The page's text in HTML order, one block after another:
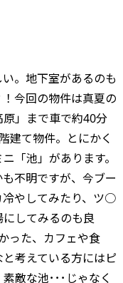
。地下室があるのも
今回の物件は真夏の
」まで車で約40分
建て物件。とにかく
「池」があります。
不明ですが、今ブー
冷やしてみたり、ツ○
してみるのも良
った、カフェや食
考えている方にはピ
敵な池･･･じゃなく